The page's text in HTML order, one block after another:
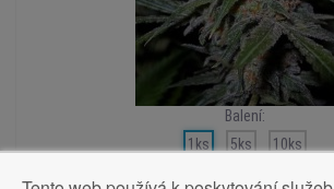
Balení:
1ks
5ks 10ks